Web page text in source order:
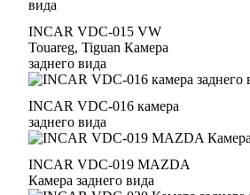
INCAR VDC-015 VW
Touareg, Tiguan Камера
заднего вида
INCAR VDC-016 камера
заднего вида
INCAR VDC-019 MAZDA
Камера заднего вида